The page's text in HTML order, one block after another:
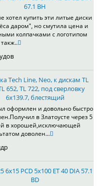
67.1 BH
хотел купить эти литые диски
даром", но смутила цена и
колпачками с логотипом
Tech Line, Neo, к дискам TL
652, TL 722, под сверловку
6х139.7, блестящий
оформлен и довольно быстро
в Златоусте через 5
в хорошей,исключающей
доволен...
6x15 PCD 5x100 ET 40 DIA 57.1
BD